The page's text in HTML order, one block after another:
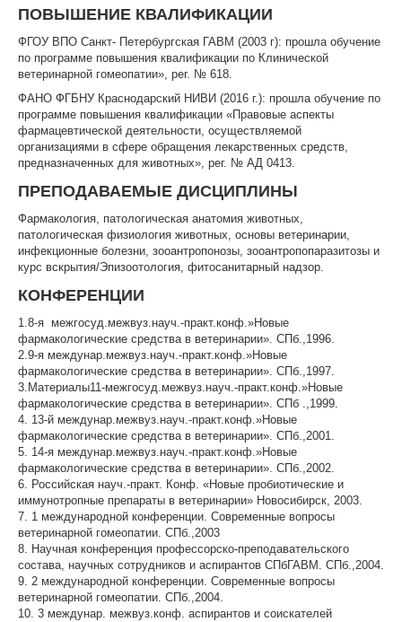
ЦКП АГРОТЕХНОЛОГИИ
НАЦИОНАЛЬНЫЕ ПРОЕКТЫ РОССИИ
ЕДИНОЕ ОКНО
НАУКА И МЕЖДУНАРОДНАЯ ДЕЯТЕЛЬНОСТЬ
СТИПЕНДИАЛЬНЫЕ ПРОГРАММЫ
ПРОТИВОДЕЙСТВИЕ ТЕРРОРИЗМУ
ПРОТИВОДЕЙСТВИЕ КОРРУПЦИИ
ФАКУЛЬТЕТЫ
ОБЩЕЖИТИЕ
ЖУРНАЛ "ВЕСТНИК АПК ВЕРХНЕВОЛЖЬЯ"
ПОВЫШЕНИЕ КВАЛИФИКАЦИИ
ФГОУ ВПО Санкт- Петербургская ГАВМ (2003 г): прошла обучение
по программе повышения квалификации по Клинической
ветеринарной гомеопатии», рег. № 618.
ФАНО ФГБНУ Краснодарский НИВИ (2016 г.): прошла обучение по
программе повышения квалификации «Правовые аспекты
фармацевтической деятельности, осуществляемой
организациями в сфере обращения лекарственных средств,
предназначенных для животных», рег. № АД 0413.
ПРЕПОДАВАЕМЫЕ ДИСЦИПЛИНЫ
Фармакология, патологическая анатомия животных,
патологическая физиология животных, основы ветеринарии,
инфекционные болезни, зооантропонозы, зооантропопаразитозы и
курс вскрытия/Эпизоотология, фитосанитарный надзор.
КОНФЕРЕНЦИИ
1.8-я межгосуд.межвуз.науч.-практ.конф.»Новые
фармакологические средства в ветеринарии». СПб.,1996.
2.9-я междунар.межвуз.науч.-практ.конф.»Новые
фармакологические средства в ветеринарии». СПб.,1997.
3.Материалы11-межгосуд.межвуз.науч.-практ.конф.»Новые
фармакологические средства в ветеринарии». СПб .,1999.
4. 13-й междунар.межвуз.науч.-практ.конф.»Новые
фармакологические средства в ветеринарии». СПб.,2001.
5. 14-я междунар.межвуз.науч.-практ.конф.»Новые
фармакологические средства в ветеринарии». СПб.,2002.
6. Российская науч.-практ. Конф. «Новые пробиотические и
иммунотропные препараты в ветеринарии» Новосибирск, 2003.
7. 1 международной конференции. Современные вопросы
ветеринарной гомеопатии. СПб.,2003
8. Научная конференция профессорско-преподавательского
состава, научных сотрудников и аспирантов СПбГАВМ. СПб.,2004.
9. 2 международной конференции. Современные вопросы
ветеринарной гомеопатии. СПб.,2004.
10. 3 междунар. межвуз.конф. аспирантов и соискателей